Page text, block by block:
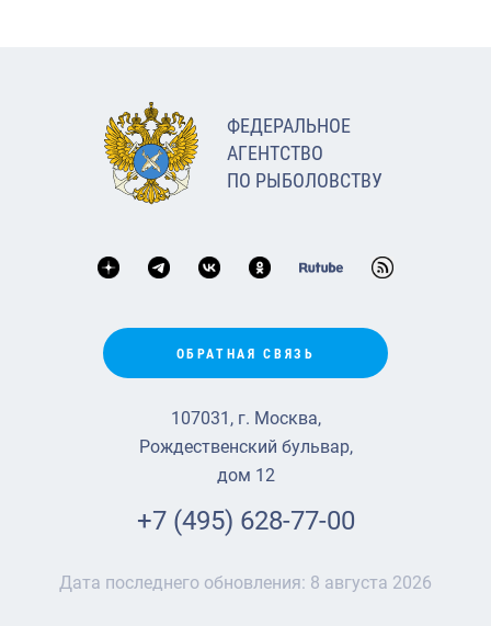
ФЕДЕРАЛЬНОЕ
АГЕНТСТВО
ПО РЫБОЛОВСТВУ
ОБРАТНАЯ СВЯЗЬ
107031, г. Москва,
Рождественский бульвар,
дом 12
+7 (495) 628-77-00
Дата последнего обновления: 8 августа 2026